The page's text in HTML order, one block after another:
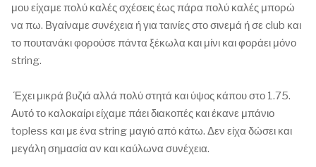
μου είχαμε πολύ καλές σχέσεις έως πάρα πολύ καλές μπορώ
να πω. Βγαίναμε συνέχεια ή για ταινίες στο σινεμά ή σε club και
το πουτανάκι φορούσε πάντα ξέκωλα και μίνι και φοράει μόνο
string.
Έχει μικρά βυζιά αλλά πολύ στητά και ύψος κάπου στο 1.75.
Αυτό το καλοκαίρι είχαμε πάει διακοπές και έκανε μπάνιο
topless και με ένα string μαγιό από κάτω. Δεν είχα δώσει και
μεγάλη σημασία αν και καύλωνα συνέχεια.